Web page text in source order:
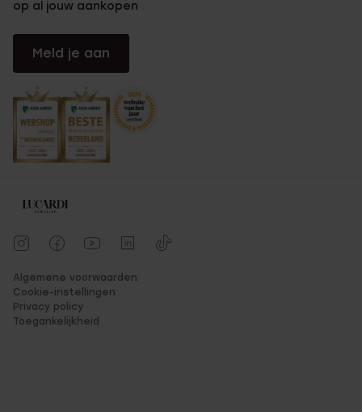
op al jouw aankopen
Meld je aan
Algemene voorwaarden
Cookie-instellingen
Privacy policy
Toegankelijkheid